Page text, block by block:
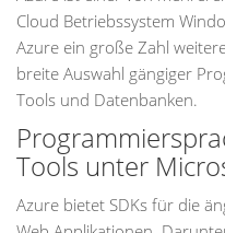
Cloud Betriebssystem
Azure ein große Zahl
breite Auswahl gängiger
Tools und Datenbanken.
Tools unter
Azure bietet SDKs für die